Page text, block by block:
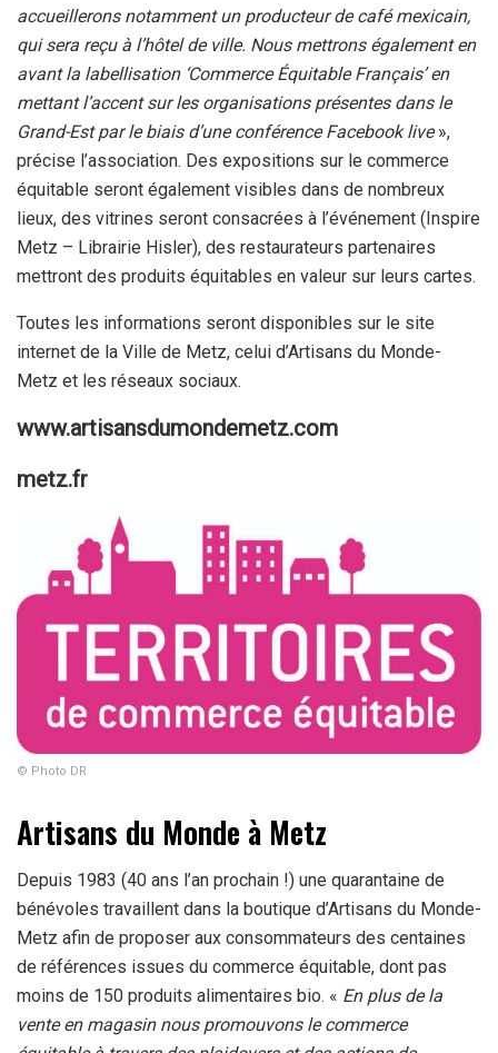
accueillerons notamment un producteur de café mexicain,
qui sera reçu à l’hôtel de ville. Nous mettrons également en
avant la labellisation ‘Commerce Équitable Français’ en
mettant l’accent sur les organisations présentes dans le
Grand-Est par le biais d’une conférence Facebook live»,
précise l’association. Des expositions sur le commerce
équitable seront également visibles dans de nombreux
lieux, des vitrines seront consacrées à l’événement (Inspire
Metz – Librairie Hisler), des restaurateurs partenaires
mettront des produits équitables en valeur sur leurs cartes.
Toutes les informations seront disponibles sur le site
internet de la Ville de Metz, celui d’Artisans du Monde-
Metz et les réseaux sociaux.
www.artisansdumondemetz.com
metz.fr
© Photo DR
Artisans du Monde à Metz
Depuis 1983 (40 ans l’an prochain !) une quarantaine de
bénévoles travaillent dans la boutique d’Artisans du Monde-
Metz afin de proposer aux consommateurs des centaines
de références issues du commerce équitable, dont pas
moins de 150 produits alimentaires bio. « En plus de la
vente en magasin nous promouvons le commerce